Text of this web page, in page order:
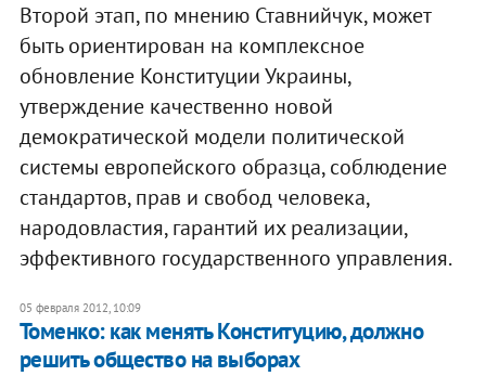
Второй этап, по мнению Ставнийчук, может
быть ориентирован на комплексное
обновление Конституции Украины,
утверждение качественно новой
демократической модели политической
системы европейского образца, соблюдение
стандартов, прав и свобод человека,
народовластия, гарантий их реализации,
эффективного государственного управления.
05 февраля 2012, 10:09
Томенко: как менять Конституцию, должно
решить общество на выборах